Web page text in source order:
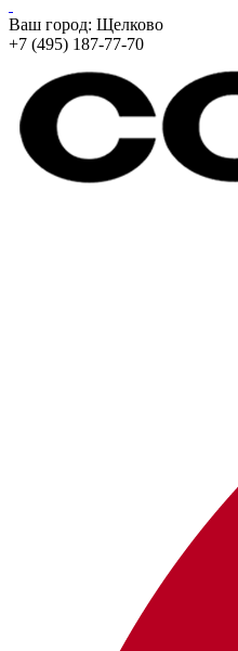
Ваш город: Щелково
+7 (495) 187-77-70